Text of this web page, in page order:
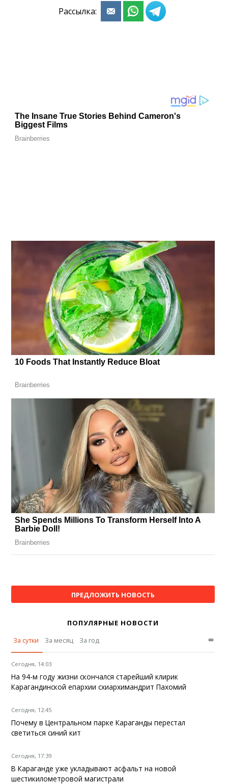
Рассылка:
ПРЕДЛОЖИТЬ НОВОСТЬ
ПОПУЛЯРНЫЕ НОВОСТИ
За сутки
За месяц За год ∞
Сегодня, 14:03
На 94-м году жизни скончался старейший клирик
Карагандинской епархии схиархимандрит Пахомий
Сегодня, 12:45
Почему в Центральном парке Караганды перестал
светиться синий кит
Сегодня, 17:39
В Караганде уже укладывают асфальт на новой
шестикилометровой магистрали